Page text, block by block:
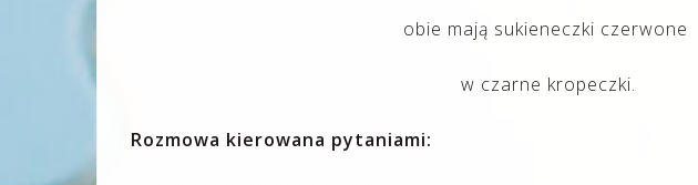
obie mają sukieneczki czerwone
w czarne kropeczki.
Rozmowa kierowana pytaniami: